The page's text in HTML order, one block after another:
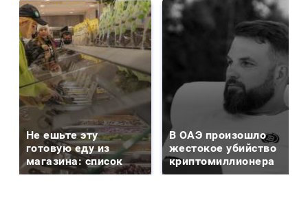
Не ешьте эту
готовую еду из
магазина: список
В ОАЭ произошло
жестокое убийство
криптомиллионера